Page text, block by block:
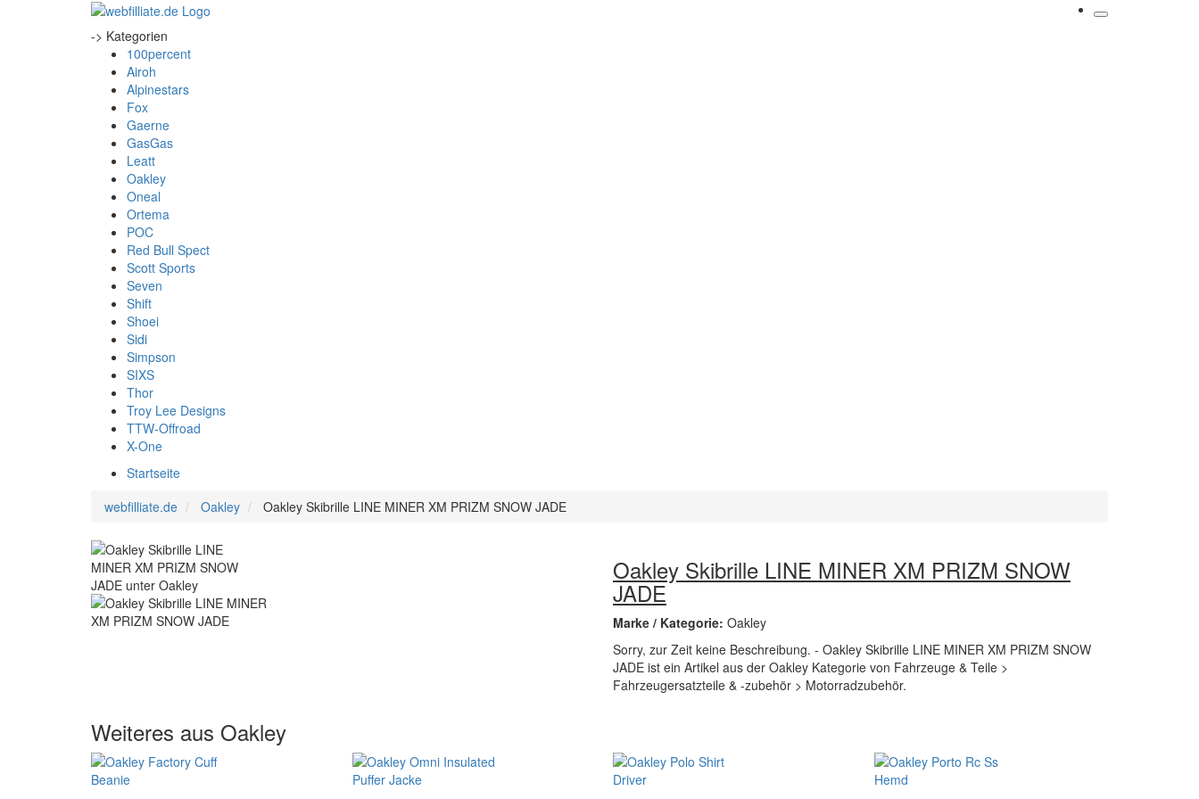
-> Kategorien
100percent
Airoh
Alpinestars
Fox
Gaerne
GasGas
Leatt
Oakley
Oneal
Ortema
POC
Red Bull Spect
Scott Sports
Seven
Shift
Shoei
Sidi
Simpson
SIXS
Thor
Troy Lee Designs
TTW-Offroad
X-One
Startseite
webfilliate.de
Oakley Oakley Skibrille LINE MINER XM PRIZM SNOW JADE
Oakley Skibrille LINE MINER XM PRIZM SNOW
JADE
Marke / Kategorie: Oakley
Sorry, zur Zeit keine Beschreibung. - Oakley Skibrille LINE MINER XM PRIZM SNOW
JADE ist ein Artikel aus der Oakley Kategorie von Fahrzeuge & Teile >
Fahrzeugersatzteile & -zubehör > Motorradzubehör.
Weiteres aus Oakley